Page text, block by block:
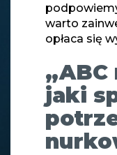
warto
opłaca się
jaki